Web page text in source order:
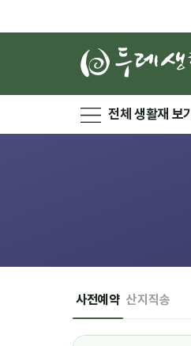
전체 생활재 보기
사전예약 산지직송